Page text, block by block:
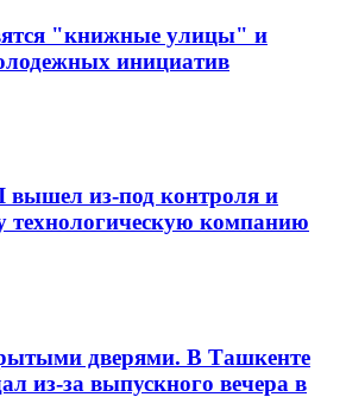
"книжные улицы" и
инициатив
вышел из-под контроля и
технологическую компанию
дверями. В Ташкенте
из-за выпускного вечера в